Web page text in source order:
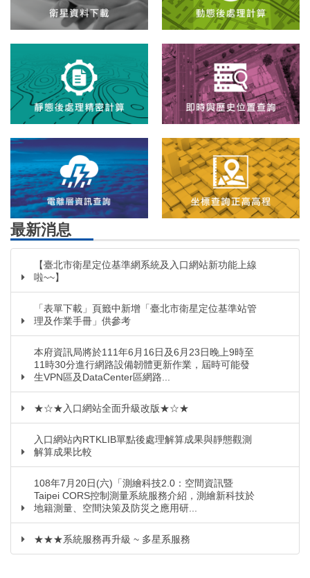
最新消息
【臺北市衛星定位基準網系統及入口網站新功能上線
啦~~】
「表單下載」頁籤中新增「臺北市衛星定位基準站管
理及作業手冊」供參考
本府資訊局將於111年6月16日及6月23日晚上9時至
11時30分進行網路設備韌體更新作業，屆時可能發
生VPN區及DataCenter區網路...
★☆★入口網站全面升級改版★☆★
入口網站內RTKLIB單點後處理解算成果與靜態觀測
解算成果比較
108年7月20日(六)「測繪科技2.0：空間資訊暨
Taipei CORS控制測量系統服務介紹，測繪新科技於
地籍測量、空間決策及防災之應用研...
★★★系統服務再升級 ~ 多星系服務